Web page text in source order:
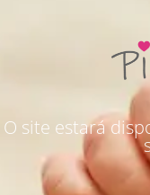
O site estará